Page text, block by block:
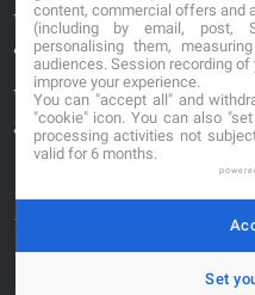
*No se garantiza que los
actualizados.
** Los precios mostrados
garantiza su veracidad.
© 2026.
content, commercial offers and
(including by email, post,
personalising them,
audiences. Session recording
improve your experience.
You can "accept all" and
"cookie" icon. You can also
processing activities not
valid for 6 months.
Set